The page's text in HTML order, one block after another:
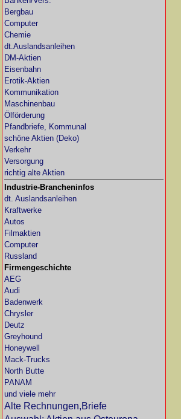
Bergbau
Computer
Chemie
dt.Auslandsanleihen
DM-Aktien
Eisenbahn
Erotik-Aktien
Kommunikation
Maschinenbau
Ölförderung
Pfandbriefe, Kommunal
schöne Aktien (Deko)
Verkehr
Versorgung
richtig alte Aktien
Industrie-Brancheninfos
dt. Auslandsanleihen
Kraftwerke
Autos
Filmaktien
Computer
Russland
Firmengeschichte
AEG
Audi
Badenwerk
Chrysler
Deutz
Greyhound
Honeywell
Mack-Trucks
North Butte
PANAM
und viele mehr
Alte Rechnungen,Briefe